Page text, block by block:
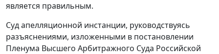
является правильным.
Суд апелляционной инстанции, руководствуясь
разъяснениями, изложенными в постановлении
Пленума Высшего Арбитражного Суда Российской